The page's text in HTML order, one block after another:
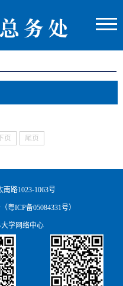
页 尾页
路1023-1063号
粤ICP备05084331号）
学网络中心